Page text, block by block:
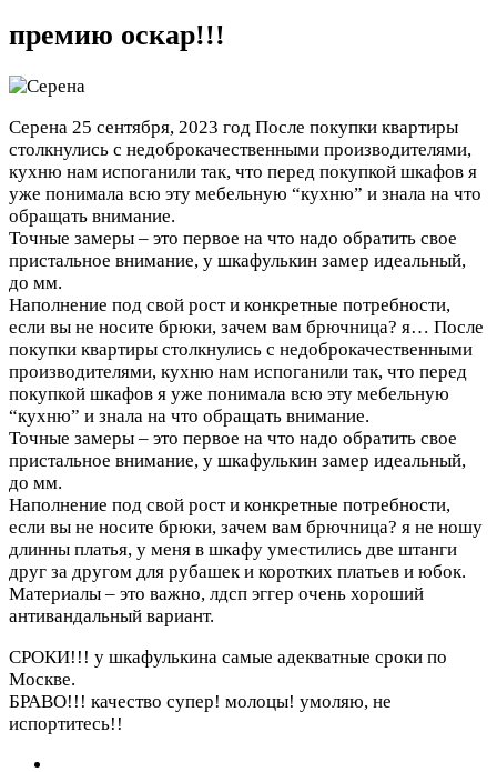
премию оскар!!!
Серена 25 сентября, 2023 год После покупки квартиры
столкнулись с недоброкачественными производителями,
кухню нам испоганили так, что перед покупкой шкафов я
уже понимала всю эту мебельную “кухню” и знала на что
обращать внимание.
Точные замеры – это первое на что надо обратить свое
пристальное внимание, у шкафулькин замер идеальный,
до мм.
Наполнение под свой рост и конкретные потребности,
если вы не носите брюки, зачем вам брючница? я… После
покупки квартиры столкнулись с недоброкачественными
производителями, кухню нам испоганили так, что перед
покупкой шкафов я уже понимала всю эту мебельную
“кухню” и знала на что обращать внимание.
Точные замеры – это первое на что надо обратить свое
пристальное внимание, у шкафулькин замер идеальный,
до мм.
Наполнение под свой рост и конкретные потребности,
если вы не носите брюки, зачем вам брючница? я не ношу
длинны платья, у меня в шкафу уместились две штанги
друг за другом для рубашек и коротких платьев и юбок.
Материалы – это важно, лдсп эггер очень хороший
антивандальный вариант.
СРОКИ!!! у шкафулькина самые адекватные сроки по
Москве.
БРАВО!!! качество супер! молоцы! умоляю, не
испортитесь!!